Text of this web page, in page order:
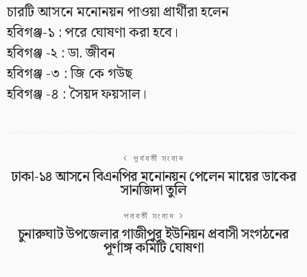
চারটি আসনে মনোনয়ন পাওয়া প্রার্থীরা হলেন
হবিগঞ্জ-১ : পরে ঘোষণা করা হবে।
হবিগঞ্জ -২ : ডা. জীবন
হবিগঞ্জ -৩ : জি কে গউছ
হবিগঞ্জ -৪ : সৈয়দ ফয়সাল।
পূর্ববর্তী সংবাদ
ঢাকা-১৪ আসনে বিএনপির মনোনয়ন পেলেন মায়ের ডাকের
সানজিদা তুলি
পরবর্তী সংবাদ
চুনারুঘাট উপজেলার গাজীপুর ইউনিয়ন প্রবাসী সংগঠনের
পূর্ণাঙ্গ কমিটি ঘোষণা